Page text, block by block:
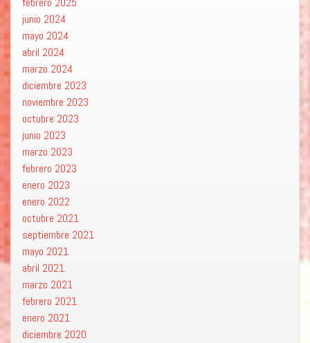
junio 2024
mayo 2024
abril 2024
marzo 2024
diciembre 2023
noviembre 2023
octubre 2023
junio 2023
marzo 2023
febrero 2023
enero 2023
enero 2022
octubre 2021
septiembre 2021
mayo 2021
abril 2021
marzo 2021
febrero 2021
enero 2021
diciembre 2020